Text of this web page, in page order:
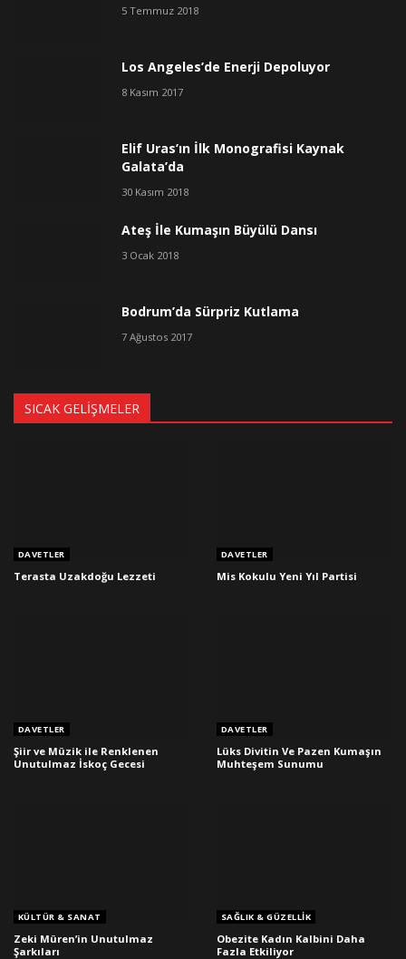
5 Temmuz 2018
Los Angeles’de Enerji Depoluyor
8 Kasım 2017
Elif Uras’ın İlk Monografisi Kaynak
Galata’da
30 Kasım 2018
Ateş İle Kumaşın Büyülü Dansı
3 Ocak 2018
Bodrum’da Sürpriz Kutlama
7 Ağustos 2017
SICAK GELIŞMELER
DAVETLER
Terasta Uzakdoğu Lezzeti
DAVETLER
Mis Kokulu Yeni Yıl Partisi
DAVETLER
Şiir ve Müzik ile Renklenen
Unutulmaz İskoç Gecesi
DAVETLER
Lüks Divitin Ve Pazen Kumaşın
Muhteşem Sunumu
KÜLTÜR & SANAT
Zeki Müren’in Unutulmaz
Şarkıları
SAĞLIK & GÜZELLIK
Obezite Kadın Kalbini Daha
Fazla Etkiliyor